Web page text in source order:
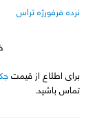
نرده فرفورژه تراس
برای اطلاع از قیمت
تماس باشید.